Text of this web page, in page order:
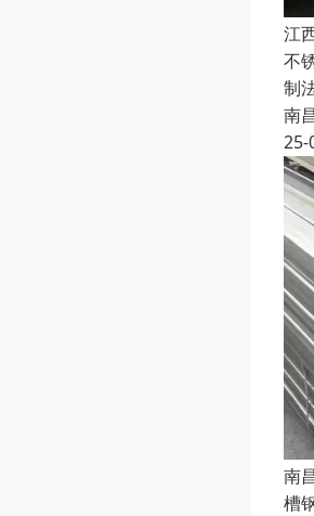
江
不
制
南
25-
南
槽